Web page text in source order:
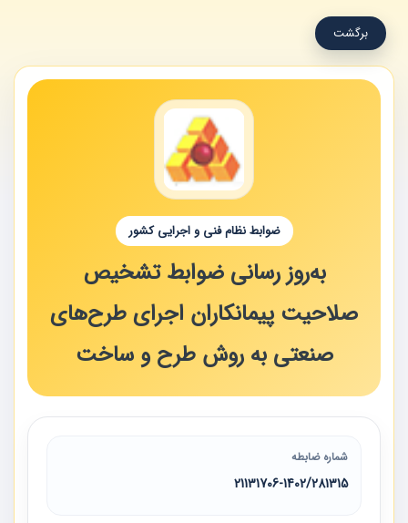
برگشت
ضوابط نظام فنی و اجرایی کشور
به‌روز رسانی ضوابط تشخیص
صلاحیت پیمانکاران اجرای طرح‌های
صنعتی به روش طرح و ساخت
شماره ضابطه
21131706-1402/281315